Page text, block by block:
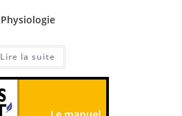
Physiologie
Lire la suite